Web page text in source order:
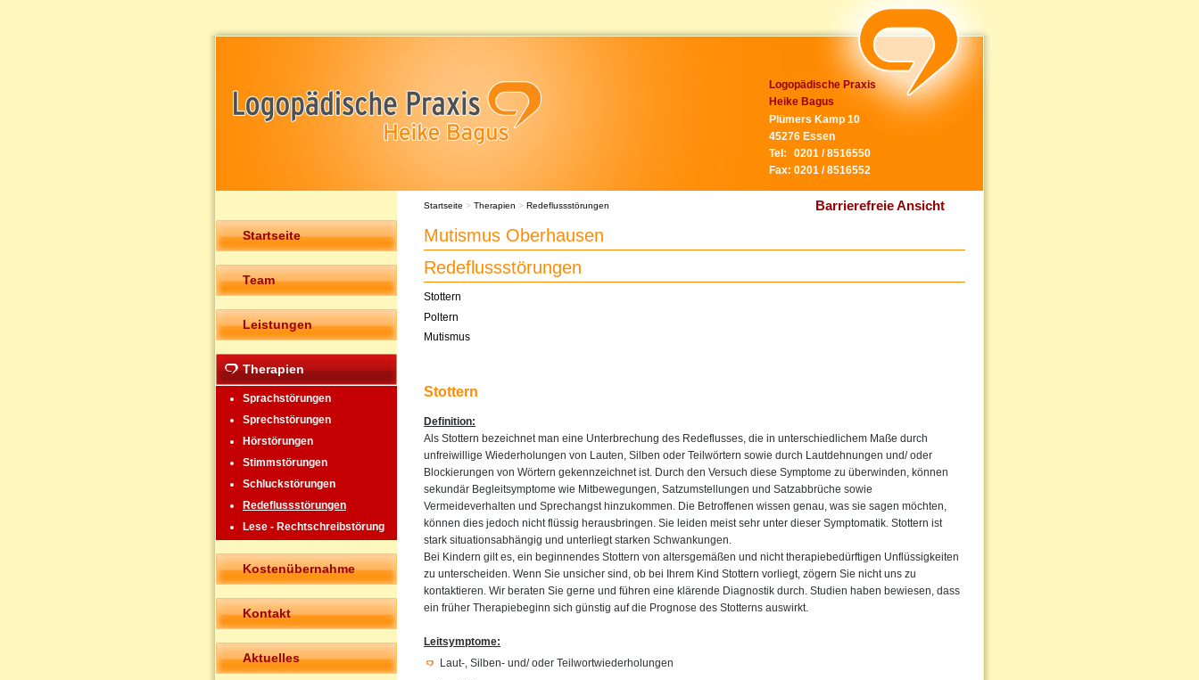
Logopädische Praxis
Heike Bagus
Plümers Kamp 10
45276 Essen
Tel:
0201 / 8516550
Fax: 0201 / 8516552
Barrierefreie Ansicht
Startseite
Team
Leistungen
Therapien
Sprachstörungen
Sprechstörungen
Hörstörungen
Stimmstörungen
Schluckstörungen
Redeflussstörungen
Lese - Rechtschreibstörung
Kostenübernahme
Kontakt
Aktuelles
Startseite > Therapien > Redeflussstörungen
Mutismus Oberhausen
Redeflussstörungen
Stottern
Poltern
Mutismus
Stottern
Definition:
Als Stottern bezeichnet man eine Unterbrechung des Redeflusses, die in unterschiedlichem Maße durch
unfreiwillige Wiederholungen von Lauten, Silben oder Teilwörtern sowie durch Lautdehnungen und/ oder
Blockierungen von Wörtern gekennzeichnet ist. Durch den Versuch diese Symptome zu überwinden, können
sekundär Begleitsymptome wie Mitbewegungen, Satzumstellungen und Satzabbrüche sowie
Vermeideverhalten und Sprechangst hinzukommen. Die Betroffenen wissen genau, was sie sagen möchten,
können dies jedoch nicht flüssig herausbringen. Sie leiden meist sehr unter dieser Symptomatik. Stottern ist
stark situationsabhängig und unterliegt starken Schwankungen.
Bei Kindern gilt es, ein beginnendes Stottern von altersgemäßen und nicht therapiebedürftigen Unflüssigkeiten
zu unterscheiden. Wenn Sie unsicher sind, ob bei Ihrem Kind Stottern vorliegt, zögern Sie nicht uns zu
kontaktieren. Wir beraten Sie gerne und führen eine klärende Diagnostik durch. Studien haben bewiesen, dass
ein früher Therapiebeginn sich günstig auf die Prognose des Stotterns auswirkt.
Leitsymptome:
Laut-, Silben- und/ oder Teilwortwiederholungen